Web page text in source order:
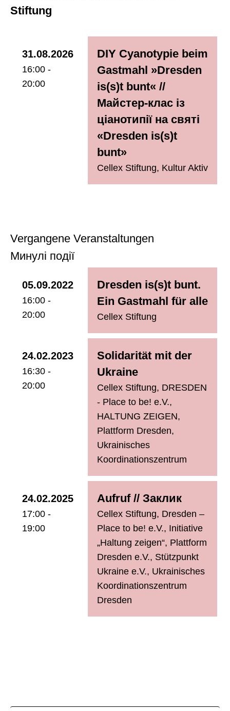
Stiftung
31.08.2026
16:00 -
20:00
DIY Cyanotypie beim
Gastmahl »Dresden
is(s)t bunt« //
Майстер-клас із
ціанотипії на святі
«Dresden is(s)t
bunt»
Cellex Stiftung, Kultur Aktiv
Vergangene Veranstaltungen
Минулі події
05.09.2022
16:00 -
20:00
Dresden is(s)t bunt.
Ein Gastmahl für alle
Cellex Stiftung
24.02.2023
16:30 -
20:00
Solidarität mit der
Ukraine
Cellex Stiftung, DRESDEN
- Place to be! e.V.,
HALTUNG ZEIGEN,
Plattform Dresden,
Ukrainisches
Koordinationszentrum
24.02.2025
17:00 -
19:00
Aufruf // Заклик
Cellex Stiftung, Dresden –
Place to be! e.V., Initiative
„Haltung zeigen“, Plattform
Dresden e.V., Stützpunkt
Ukraine e.V., Ukrainisches
Koordinationszentrum
Dresden